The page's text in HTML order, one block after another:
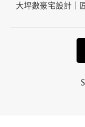
大坪數豪宅設計｜